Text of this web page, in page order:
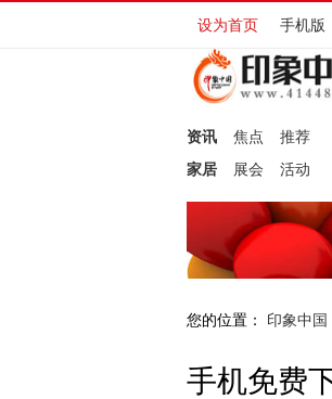
设为首页 手机版
资讯 焦点
推荐
家居
展会 活动
您的位置： 印象中国
手机免费